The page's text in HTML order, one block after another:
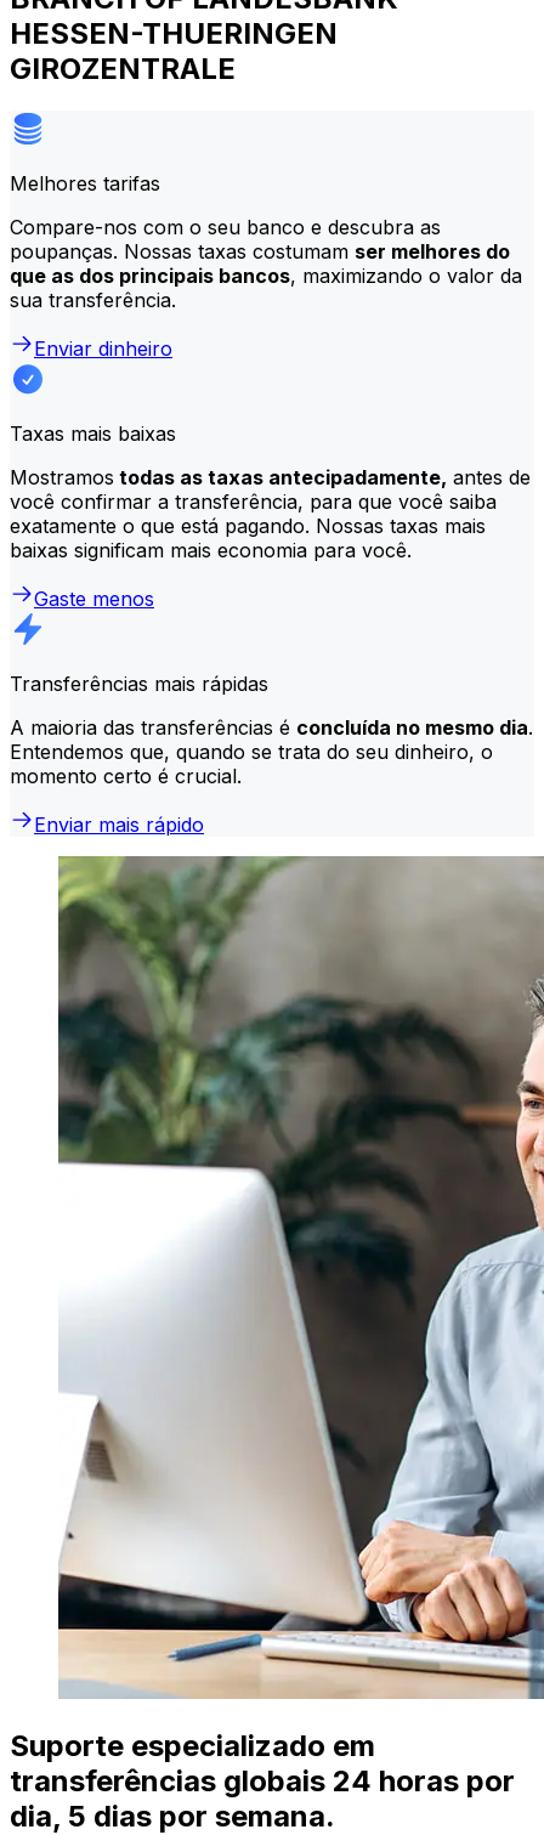
HESSEN-THUERINGEN
GIROZENTRALE
Melhores tarifas
Compare-nos com o seu banco e descubra as
poupanças. Nossas taxas costumam ser melhores do
que as dos principais bancos, maximizando o valor da
sua transferência.
Enviar dinheiro
Taxas mais baixas
Mostramos todas as taxas antecipadamente, antes de
você confirmar a transferência, para que você saiba
exatamente o que está pagando. Nossas taxas mais
baixas significam mais economia para você.
Gaste menos
Transferências mais rápidas
A maioria das transferências é concluída no mesmo dia.
Entendemos que, quando se trata do seu dinheiro, o
momento certo é crucial.
Enviar mais rápido
Suporte especializado em
transferências globais 24 horas por
dia, 5 dias por semana.